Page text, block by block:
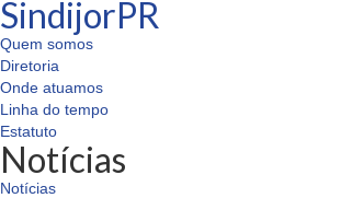
SindijorPR
Quem somos
Diretoria
Onde atuamos
Linha do tempo
Estatuto
Notícias
Notícias